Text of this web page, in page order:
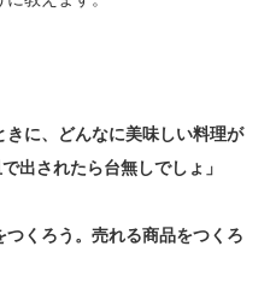
きに、どんなに美味しい料理が
出されたら台無しでしょ」
くろう。売れる商品をつくろ